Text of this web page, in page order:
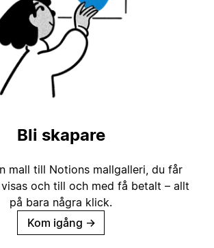
Bli skapare
mall till Notions mallgalleri, du får
och till och med få betalt – allt
på bara några klick.
Kom igång →